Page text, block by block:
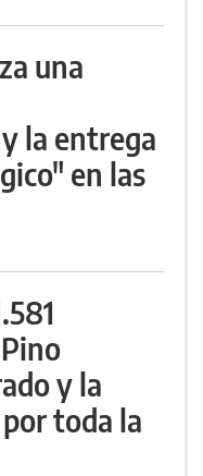
una
la entrega
en las
y la
toda la